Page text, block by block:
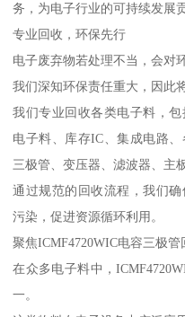
务，为电子行业的可持续发展
专业回收，环保先行
电子废弃物若处理不当，会对
我们深知环保责任重大，因此
我们专业回收各类电子料，
电子料、库存IC、集成电路、
三极管、变压器、滤波器、主
通过规范的回收流程，我们
污染，促进资源循环利用。
聚焦ICMF4720WIC电容三极管
在众多电子料中，
一。